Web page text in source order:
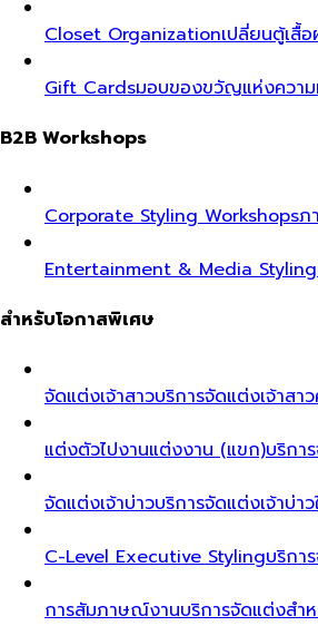
Closet Organizationเปลี่ยนตู้เสื้
Gift Cardsมอบของขวัญแห่งความ
B2B Workshops
Corporate Styling Workshopsภ
Entertainment & Media Styling
สำหรับโอกาสพิเศษ
จัดแต่งเจ้าสาวบริการจัดแต่งเจ้าส
แต่งตัวไปงานแต่งงาน (แขก)บริกา
จัดแต่งเจ้าบ่าวบริการจัดแต่งเจ้าบ่า
C-Level Executive Stylingบริกา
การสัมภาษณ์งานบริการจัดแต่งสำ